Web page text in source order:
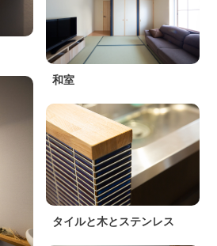
和室
タイルと木とステンレス